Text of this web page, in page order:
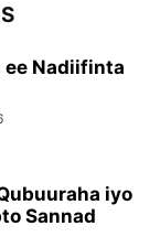
ee Nadiifinta
iyo
Sannad